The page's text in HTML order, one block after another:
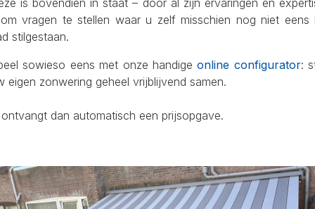
is bovendien in staat – door al zijn ervaringen en
vragen te stellen waar u zelf misschien nog niet eens
stilgestaan.
sowieso eens met onze handigeonline configurator:
eigen zonwering geheel vrijblijvend samen.
dan automatisch een prijsopgave.